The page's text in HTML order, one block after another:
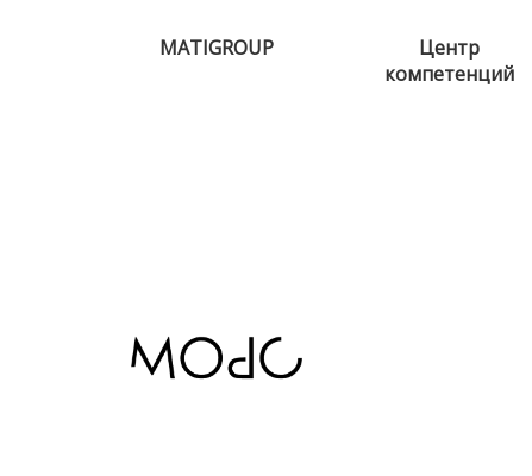
MATIGROUP
Центр
компетенций